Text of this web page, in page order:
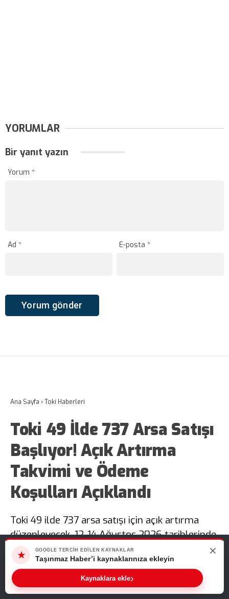
YORUMLAR
Bir yanıt yazın
Yorum *
Ad * E-posta*
Ana Sayfa ›Toki Haberleri
Toki 49 İlde 737 Arsa Satışı
Başlıyor! Açık Artırma
Takvimi ve Ödeme
Koşulları Açıklandı
Toki 49 ilde 737 arsa satışı için açık artırma
düzenleyecek. 12-14 Ağustos 2026 tarihlerinde
gerçekleştirilecek müzayedelerde yüzde 15
peşin ödeme indirimi ve 48 aya varan vade
imkânı sunulacak.
Web sitemizde size en iyi deneyimi sunabilmemiz için çerezleri
kullanıyoruz. Bu siteyi kullanmaya devam ederseniz, bunu kabul
ettiğinizi varsayarız.
Tamam
★
GOOGLE TERCIH EDILEN KAYNAKLAR
Taşınmaz Haber’i kaynaklarınıza ekleyin
Kaynaklara ekle›
×